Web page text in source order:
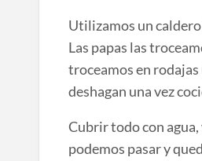
Utilizamos un
Las papas las
troceamos en rodajas
deshagan una vez
Cubrir todo con agua,
podemos pasar y